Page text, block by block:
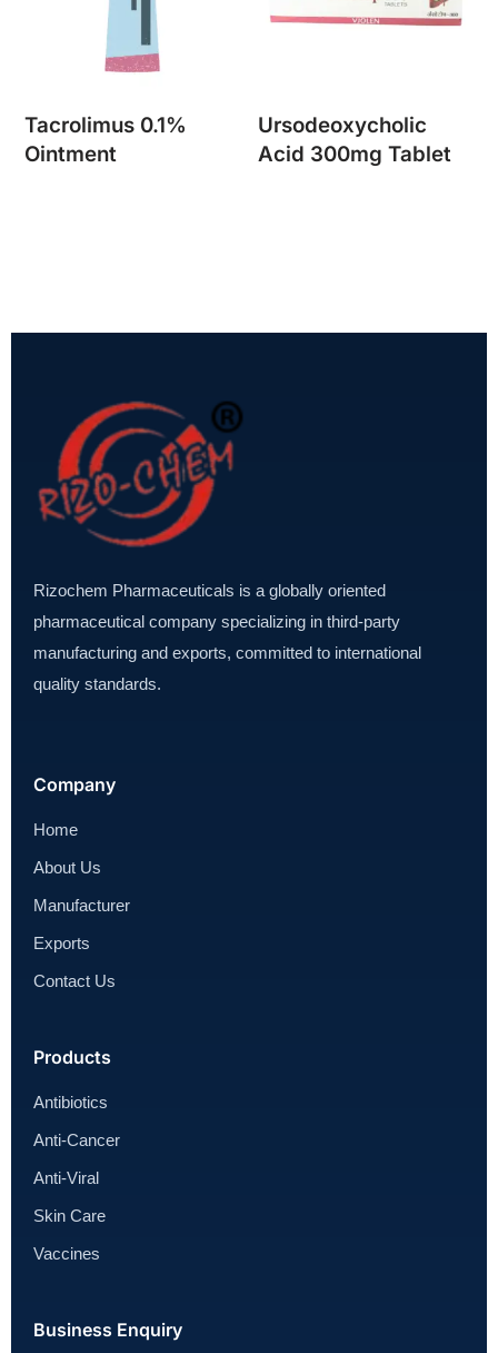
Tacrolimus 0.1%
Ointment
Ursodeoxycholic
Acid 300mg Tablet
Rizochem Pharmaceuticals is a globally oriented
pharmaceutical company specializing in third-party
manufacturing and exports, committed to international
quality standards.
Company
Home
About Us
Manufacturer
Exports
Contact Us
Products
Antibiotics
Anti-Cancer
Anti-Viral
Skin Care
Vaccines
Business Enquiry